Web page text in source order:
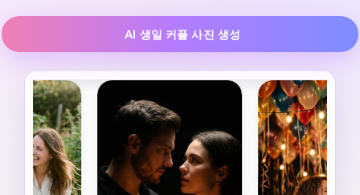
AI 생일 커플 사진 생성